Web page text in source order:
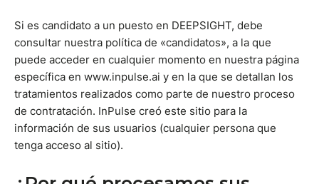
Si es candidato a un puesto en DEEPSIGHT, debe
consultar nuestra política de «candidatos», a la que
puede acceder en cualquier momento en nuestra página
específica en www.inpulse.ai y en la que se detallan los
tratamientos realizados como parte de nuestro proceso
de contratación. InPulse creó este sitio para la
información de sus usuarios (cualquier persona que
tenga acceso al sitio).